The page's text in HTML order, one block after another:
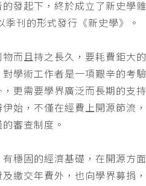
發起下，終於成立了新史學
季刊的形式發行《新史學》。
而且持之長久，要耗費鉅大
學術工作者是一項艱辛的考
更需要學界廣泛而長期的支
伊始，不僅在經費上開源節流
審查制度。
穩固的經濟基礎，在開源方
繳交年費外，也向學界募捐